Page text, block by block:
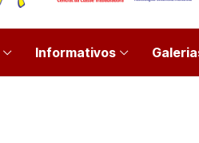
Informativos